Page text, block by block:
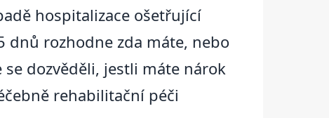
hospitalizace ošetřující
dnů rozhodne zda máte, nebo
dozvěděli, jestli máte nárok
rehabilitační péči